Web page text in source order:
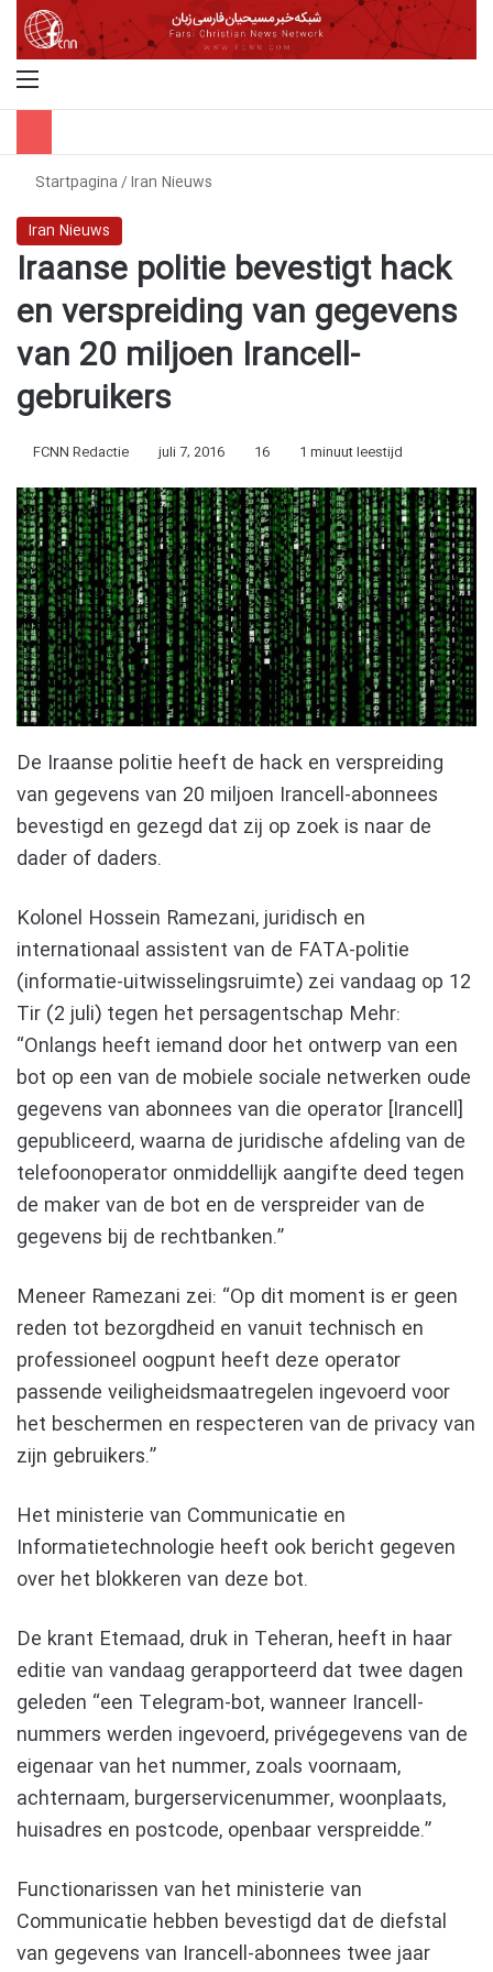
Startpagina/Iran Nieuws
Iran Nieuws
Iraanse politie bevestigt hack
en verspreiding van gegevens
van 20 miljoen Irancell-
gebruikers
FCNN Redactie juli 7, 2016 16 1 minuut leestijd
De Iraanse politie heeft de hack en verspreiding
van gegevens van 20 miljoen Irancell-abonnees
bevestigd en gezegd dat zij op zoek is naar de
dader of daders.
Kolonel Hossein Ramezani, juridisch en
internationaal assistent van de FATA-politie
(informatie-uitwisselingsruimte) zei vandaag op 12
Tir (2 juli) tegen het persagentschap Mehr:
“Onlangs heeft iemand door het ontwerp van een
bot op een van de mobiele sociale netwerken oude
gegevens van abonnees van die operator [Irancell]
gepubliceerd, waarna de juridische afdeling van de
telefoonoperator onmiddellijk aangifte deed tegen
de maker van de bot en de verspreider van de
gegevens bij de rechtbanken.”
Meneer Ramezani zei: “Op dit moment is er geen
reden tot bezorgdheid en vanuit technisch en
professioneel oogpunt heeft deze operator
passende veiligheidsmaatregelen ingevoerd voor
het beschermen en respecteren van de privacy van
zijn gebruikers.”
Het ministerie van Communicatie en
Informatietechnologie heeft ook bericht gegeven
over het blokkeren van deze bot.
De krant Etemaad, druk in Teheran, heeft in haar
editie van vandaag gerapporteerd dat twee dagen
geleden “een Telegram-bot, wanneer Irancell-
nummers werden ingevoerd, privégegevens van de
eigenaar van het nummer, zoals voornaam,
achternaam, burgerservicenummer, woonplaats,
huisadres en postcode, openbaar verspreidde.”
Functionarissen van het ministerie van
Communicatie hebben bevestigd dat de diefstal
van gegevens van Irancell-abonnees twee jaar